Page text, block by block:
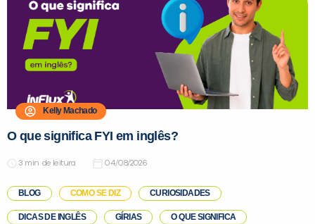
Kelly Machado
O que significa FYI em inglês?
de leitura 04/08/2026
BLOG COMO SE DIZ CURIOSIDADES
DICAS DE INGLÊS GÍRIAS O QUE SIGNIFICA
PEÇA UMA DEMONSTRAÇÃO DE MÉTODO
Desculpe!
Não encontramos nenhuma unidade
inFlux nesta cidade ou bairro que
você digitou.